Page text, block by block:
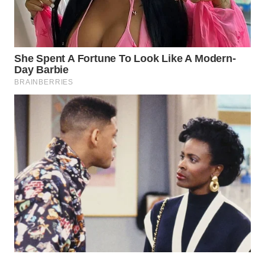
WN
SEMARANG
WN
SOLO
BOROBUDUR
MADURA
WN
SURABAYA
WN
NATUNA